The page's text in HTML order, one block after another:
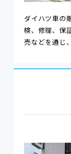
ダイハツ車の
検、修理、保
売などを通じ